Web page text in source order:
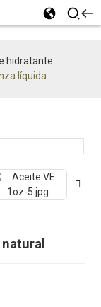
hidratante
líquida